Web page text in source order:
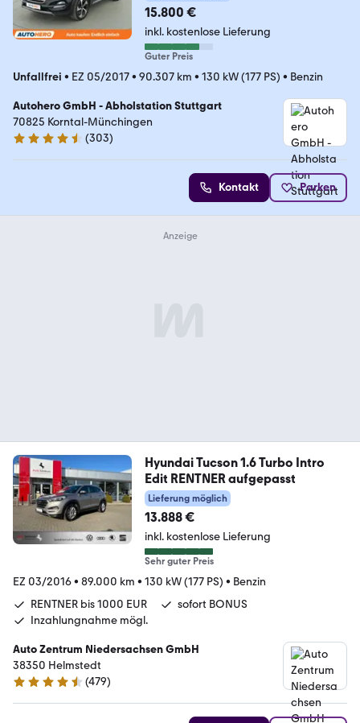
15.800 €
inkl. kostenlose Lieferung
Guter Preis
Unfallfrei • EZ 05/2017• 90.307 km • 130 kW (177 PS) • Benzin
Autohero GmbH - Abholstation Stuttgart
70825 Korntal-Münchingen
4.4 Sterne
(303)
Kontakt Parken
Hyundai Tucson 1.6 Turbo Intro
Edit RENTNER aufgepasst
Lieferung möglich
13.888 €
inkl. kostenlose Lieferung
Sehr guter Preis
EZ 03/2016• 89.000 km • 130 kW (177 PS) • Benzin
RENTNER bis 1000 EUR
sofort BONUS
Inzahlungnahme mögl.
Auto Zentrum Niedersachsen GmbH
38350 Helmstedt
4.5 Sterne
(479)